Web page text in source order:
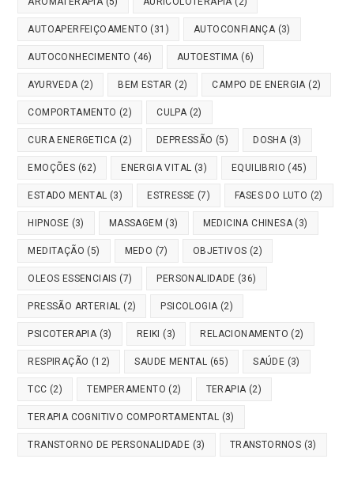
AUTOAPERFEIÇOAMENTO (31) AUTOCONFIANÇA(3)
AUTOCONHECIMENTO (46) AUTOESTIMA(6)
AYURVEDA(2) BEM ESTAR (2) CAMPO DE ENERGIA(2)
COMPORTAMENTO (2) CULPA(2)
CURA ENERGETICA(2) DEPRESSÃO (5) DOSHA(3)
EMOÇÕES (62) ENERGIA VITAL (3) EQUILIBRIO (45)
ESTADO MENTAL (3) ESTRESSE (7) FASES DO LUTO (2)
HIPNOSE (3) MASSAGEM (3) MEDICINA CHINESA(3)
MEDITAÇÃO (5) MEDO (7) OBJETIVOS (2)
OLEOS ESSENCIAIS (7) PERSONALIDADE (36)
PRESSÃO ARTERIAL (2) PSICOLOGIA(2)
PSICOTERAPIA(3) REIKI (3) RELACIONAMENTO (2)
RESPIRAÇÃO (12) SAUDE MENTAL (65) SAÚDE (3)
TCC (2) TEMPERAMENTO (2) TERAPIA(2)
TERAPIA COGNITIVO COMPORTAMENTAL (3)
TRANSTORNO DE PERSONALIDADE (3) TRANSTORNOS (3)